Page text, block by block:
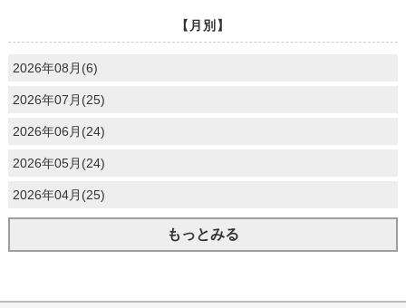
【月別】
2026年08月(6)
2026年07月(25)
2026年06月(24)
2026年05月(24)
2026年04月(25)
もっとみる